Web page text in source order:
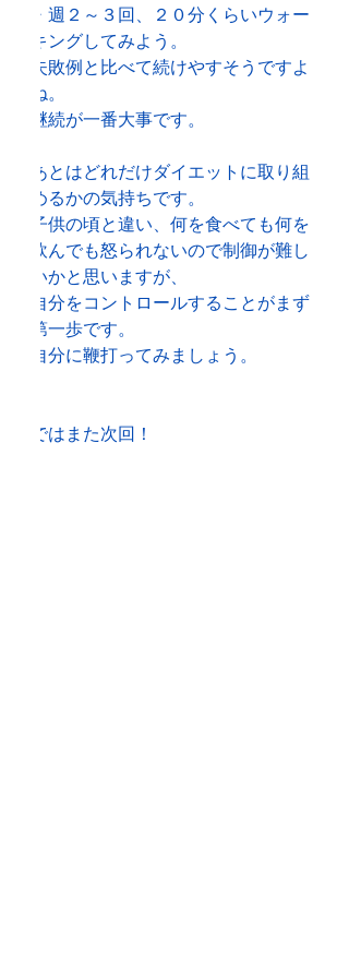
・週２～３回、２０分くらいウォー
キングしてみよう。
失敗例と比べて続けやすそうですよ
ね。
継続が一番大事です。
あとはどれだけダイエットに取り組
めるかの気持ちです。
子供の頃と違い、何を食べても何を
飲んでも怒られないので制御が難し
いかと思いますが、
自分をコントロールすることがまず
第一歩です。
自分に鞭打ってみましょう。
ではまた次回！